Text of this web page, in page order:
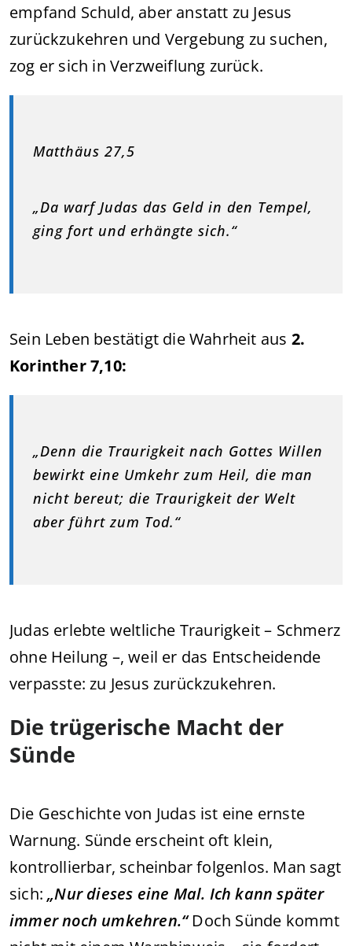
empfand Schuld, aber anstatt zu Jesus
zurückzukehren und Vergebung zu suchen,
zog er sich in Verzweiflung zurück.
Matthäus 27,5
„Da warf Judas das Geld in den Tempel,
ging fort und erhängte sich.“
Sein Leben bestätigt die Wahrheit aus 2.
Korinther 7,10:
„Denn die Traurigkeit nach Gottes Willen
bewirkt eine Umkehr zum Heil, die man
nicht bereut; die Traurigkeit der Welt
aber führt zum Tod.“
Judas erlebte weltliche Traurigkeit – Schmerz
ohne Heilung –, weil er das Entscheidende
verpasste: zu Jesus zurückzukehren.
Die trügerische Macht der
Sünde
Die Geschichte von Judas ist eine ernste
Warnung. Sünde erscheint oft klein,
kontrollierbar, scheinbar folgenlos. Man sagt
sich:„Nur dieses eine Mal. Ich kann später
immer noch umkehren.“Doch Sünde kommt